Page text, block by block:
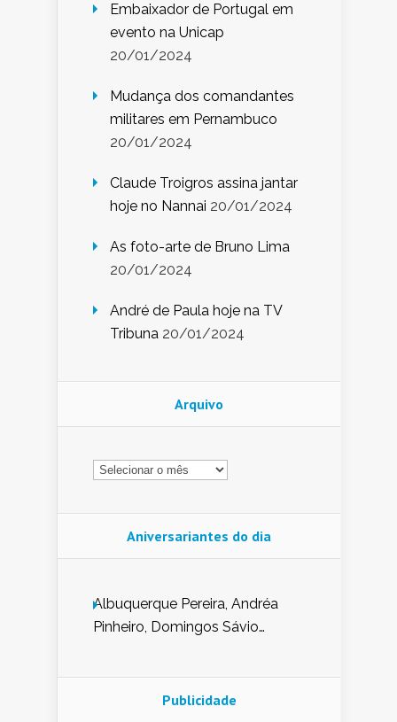
Embaixador de Portugal em
evento na Unicap
20/01/2024
Mudança dos comandantes
militares em Pernambuco
20/01/2024
Claude Troigros assina jantar
hoje no Nannai 20/01/2024
As foto-arte de Bruno Lima
20/01/2024
André de Paula hoje na TV
Tribuna 20/01/2024
Arquivo
Arquivo
Aniversariantes do dia
Albuquerque Pereira, Andréa
Pinheiro, Domingos Sávio
Nunes de Sena, Fátima Peixoto,
Publicidade